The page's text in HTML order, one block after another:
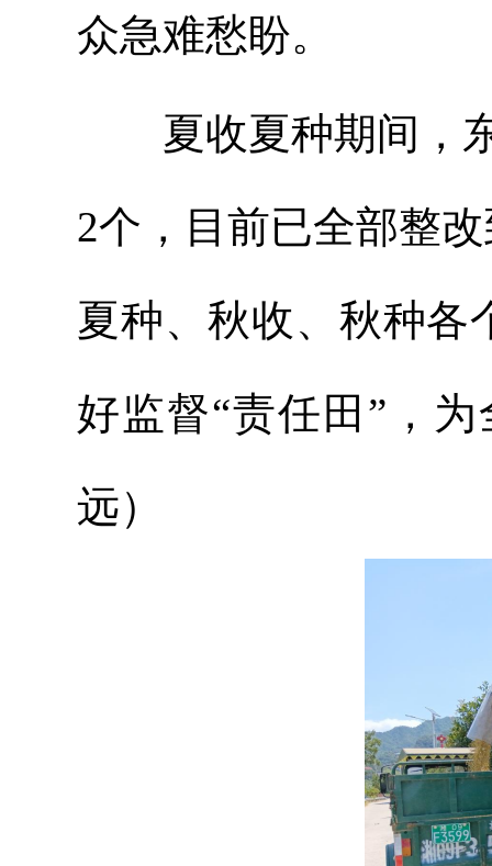
众急难愁盼。
夏收夏种期间，东
2个，目前已全部整
夏种、秋收、秋种各
好监督“责任田”，
远）